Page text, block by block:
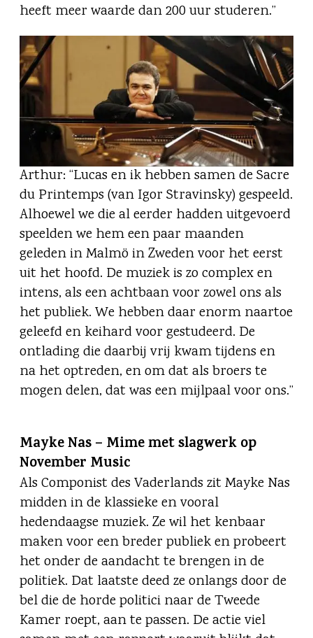
heeft meer waarde dan 200 uur studeren.”
Arthur: “Lucas en ik hebben samen de Sacre
du Printemps (van Igor Stravinsky) gespeeld.
Alhoewel we die al eerder hadden uitgevoerd
speelden we hem een paar maanden
geleden in Malmö in Zweden voor het eerst
uit het hoofd. De muziek is zo complex en
intens, als een achtbaan voor zowel ons als
het publiek. We hebben daar enorm naartoe
geleefd en keihard voor gestudeerd. De
ontlading die daarbij vrij kwam tijdens en
na het optreden, en om dat als broers te
mogen delen, dat was een mijlpaal voor ons.”
Mayke Nas – Mime met slagwerk op
November Music
Als Componist des Vaderlands zit Mayke Nas
midden in de klassieke en vooral
hedendaagse muziek. Ze wil het kenbaar
maken voor een breder publiek en probeert
het onder de aandacht te brengen in de
politiek. Dat laatste deed ze onlangs door de
bel die de horde politici naar de Tweede
Kamer roept, aan te passen. De actie viel